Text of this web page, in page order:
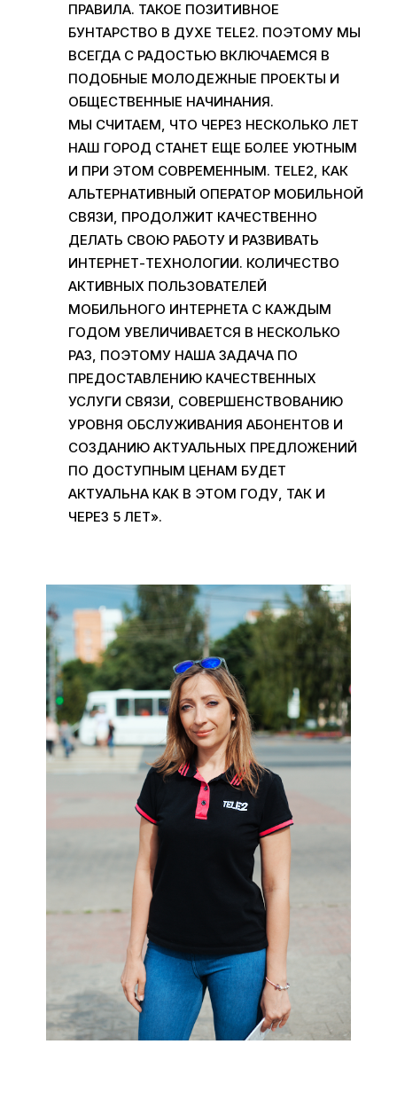
ПРАВИЛА. ТАКОЕ ПОЗИТИВНОЕ
БУНТАРСТВО В ДУХЕ TELE2. ПОЭТОМУ МЫ
ВСЕГДА С РАДОСТЬЮ ВКЛЮЧАЕМСЯ В
ПОДОБНЫЕ МОЛОДЕЖНЫЕ ПРОЕКТЫ И
ОБЩЕСТВЕННЫЕ НАЧИНАНИЯ.
МЫ СЧИТАЕМ, ЧТО ЧЕРЕЗ НЕСКОЛЬКО ЛЕТ
НАШ ГОРОД СТАНЕТ ЕЩЕ БОЛЕЕ УЮТНЫМ
И ПРИ ЭТОМ СОВРЕМЕННЫМ. TELE2, КАК
АЛЬТЕРНАТИВНЫЙ ОПЕРАТОР МОБИЛЬНОЙ
СВЯЗИ, ПРОДОЛЖИТ КАЧЕСТВЕННО
ДЕЛАТЬ СВОЮ РАБОТУ И РАЗВИВАТЬ
ИНТЕРНЕТ-ТЕХНОЛОГИИ. КОЛИЧЕСТВО
АКТИВНЫХ ПОЛЬЗОВАТЕЛЕЙ
МОБИЛЬНОГО ИНТЕРНЕТА С КАЖДЫМ
ГОДОМ УВЕЛИЧИВАЕТСЯ В НЕСКОЛЬКО
РАЗ, ПОЭТОМУ НАША ЗАДАЧА ПО
ПРЕДОСТАВЛЕНИЮ КАЧЕСТВЕННЫХ
УСЛУГИ СВЯЗИ, СОВЕРШЕНСТВОВАНИЮ
УРОВНЯ ОБСЛУЖИВАНИЯ АБОНЕНТОВ И
СОЗДАНИЮ АКТУАЛЬНЫХ ПРЕДЛОЖЕНИЙ
ПО ДОСТУПНЫМ ЦЕНАМ БУДЕТ
АКТУАЛЬНА КАК В ЭТОМ ГОДУ, ТАК И
ЧЕРЕЗ 5 ЛЕТ».